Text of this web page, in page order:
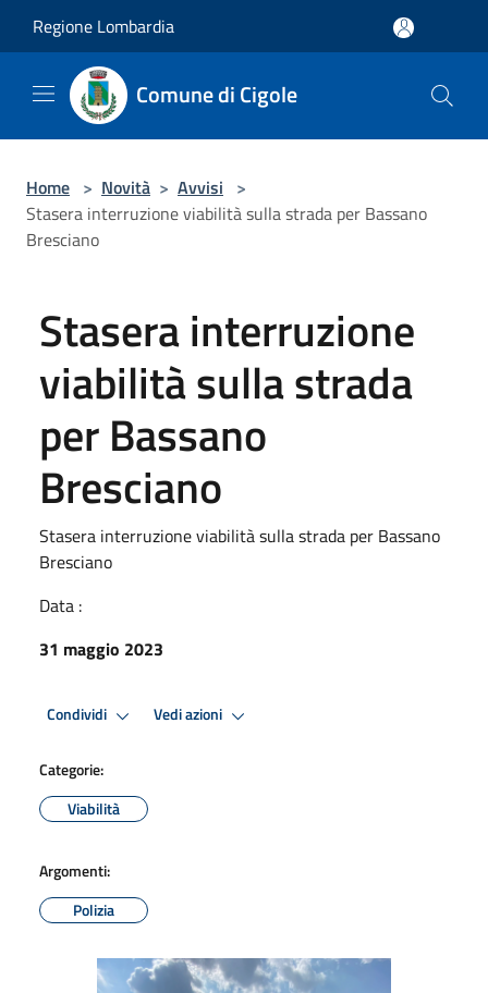
Regione Lombardia
Comune di Cigole
Home > Novità > Avvisi >
Stasera interruzione viabilità sulla strada per Bassano
Bresciano
Stasera interruzione
viabilità sulla strada
per Bassano
Bresciano
Stasera interruzione viabilità sulla strada per Bassano
Bresciano
Data :
31 maggio 2023
Condividi Vedi azioni
Categorie:
Viabilità
Argomenti:
Polizia